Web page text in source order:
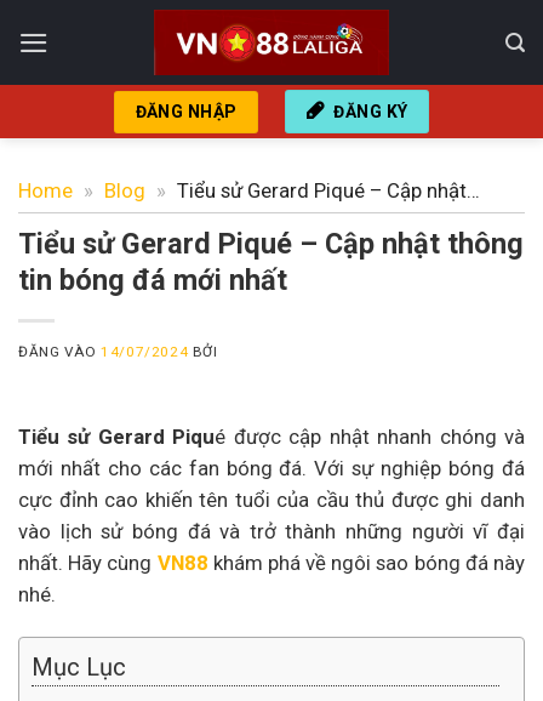
qua
nội
ĐĂNG NHẬP ĐĂNG KÝ
Home » Blog » Tiểu sử Gerard Piqué – Cập nhật
Tiểu sử Gerard Piqué – Cập nhật thông
tin bóng đá mới nhất
ĐĂNG VÀO14/07/2024 BỞI
Tiểu sử Gerard Piqué được cập nhật nhanh chóng và
mới nhất cho các fan bóng đá. Với sự nghiệp bóng đá
cực đỉnh cao khiến tên tuổi của cầu thủ được ghi danh
vào lịch sử bóng đá và trở thành những người vĩ đại
nhất. Hãy cùng VN88 khám phá về ngôi sao bóng đá này
nhé.
Mục Lục